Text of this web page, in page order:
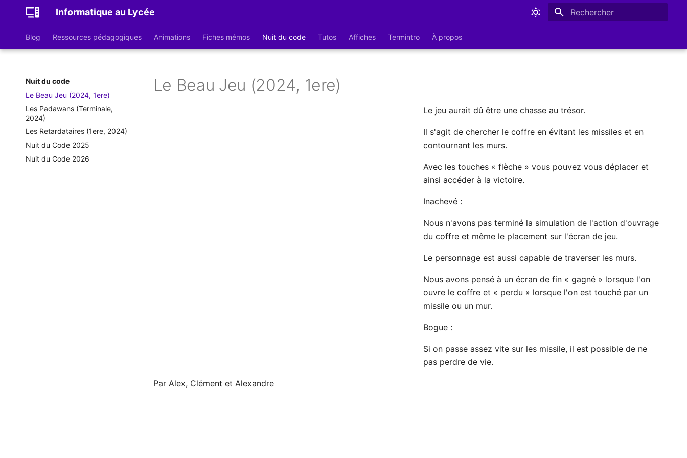
Informatique au Lycée
Blog Ressources pédagogiques Animations Fiches mémos Nuit du code Tutos Affiches Termintro À propos
Nuit du code
Le Beau Jeu (2024, 1ere)
Les Padawans (Terminale,
2024)
Les Retardataires (1ere, 2024)
Nuit du Code 2025
Nuit du Code 2026
Le Beau Jeu (2024, 1ere)
Le jeu aurait dû être une chasse au trésor.
Il s'agit de chercher le coffre en évitant les missiles et en
contournant les murs.
Avec les touches « flèche » vous pouvez vous déplacer et
ainsi accéder à la victoire.
Inachevé :
Nous n'avons pas terminé la simulation de l'action d'ouvrage
du coffre et même le placement sur l'écran de jeu.
Le personnage est aussi capable de traverser les murs.
Nous avons pensé à un écran de fin « gagné » lorsque l'on
ouvre le coffre et « perdu » lorsque l'on est touché par un
missile ou un mur.
Bogue :
Si on passe assez vite sur les missile, il est possible de ne
pas perdre de vie.
Par Alex, Clément et Alexandre